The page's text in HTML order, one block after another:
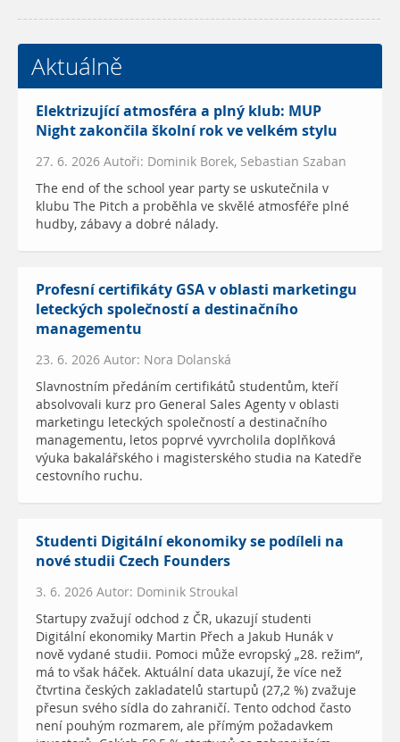
Aktuálně
Elektrizující atmosféra a plný klub: MUP
Night zakončila školní rok ve velkém stylu
27. 6. 2026 Autoři: Dominik Borek, Sebastian Szaban
The end of the school year party se uskutečnila v
klubu The Pitch a proběhla ve skvělé atmosféře plné
hudby, zábavy a dobré nálady.
Profesní certifikáty GSA v oblasti marketingu
leteckých společností a destinačního
managementu
23. 6. 2026 Autor: Nora Dolanská
Slavnostním předáním certifikátů studentům, kteří
absolvovali kurz pro General Sales Agenty v oblasti
marketingu leteckých společností a destinačního
managementu, letos poprvé vyvrcholila doplňková
výuka bakalářského i magisterského studia na Katedře
cestovního ruchu.
Studenti Digitální ekonomiky se podíleli na
nové studii Czech Founders
3. 6. 2026 Autor: Dominik Stroukal
Startupy zvažují odchod z ČR, ukazují studenti
Digitální ekonomiky Martin Přech a Jakub Hunák v
nově vydané studii. Pomoci může evropský „28. režim“,
má to však háček. Aktuální data ukazují, že více než
čtvrtina českých zakladatelů startupů (27,2 %) zvažuje
přesun svého sídla do zahraničí. Tento odchod často
není pouhým rozmarem, ale přímým požadavkem